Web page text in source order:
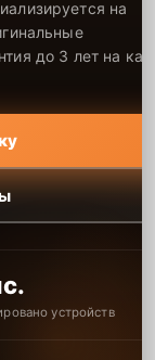
на
до 3 лет на
устройств